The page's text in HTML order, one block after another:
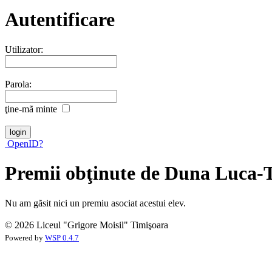
Autentificare
Utilizator:
Parola:
ţine-mã minte
OpenID?
Premii obţinute de Duna Luca-
Nu am gãsit nici un premiu asociat acestui elev.
© 2026 Liceul "Grigore Moisil" Timişoara
Powered by WSP 0.4.7